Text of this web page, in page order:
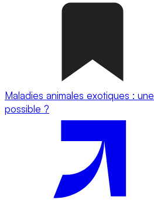
Maladies animales exotiques :
possible ?